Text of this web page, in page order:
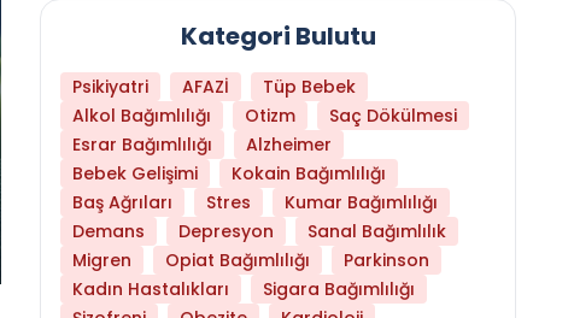
Daha Az Protein Tüketmek Yaşlanmayı
Kategori Bulutu
Psikiyatri AFAZİ
Tüp Bebek
Alkol Bağımlılığı
Otizm
Saç Dökülmesi
Esrar Bağımlılığı
Alzheimer
Bebek Gelişimi
Kokain Bağımlılığı
Baş Ağrıları
Stres
Kumar Bağımlılığı
Demans
Depresyon
Sanal Bağımlılık
Migren
Opiat Bağımlılığı
Parkinson
Kadın Hastalıkları
Sigara Bağımlılığı